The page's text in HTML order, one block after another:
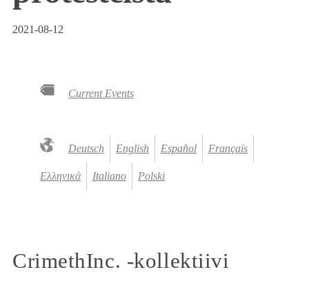
2021-08-12
Current Events
Deutsch English Español Français
Ελληνικά Italiano Polski
CrimethInc. -kollektiivi